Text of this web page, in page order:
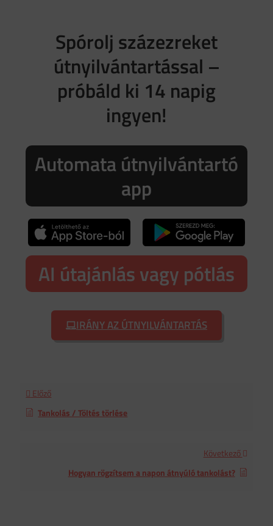
Spórolj százezreket
útnyilvántartással –
próbáld ki 14 napig
ingyen!
Automata útnyilvántartó
app
AI útajánlás vagy pótlás
IRÁNY AZ ÚTNYILVÁNTARTÁS
Előző
Tankolás / Töltés törlése
Következő
Hogyan rögzítsem a napon átnyúló tankolást?